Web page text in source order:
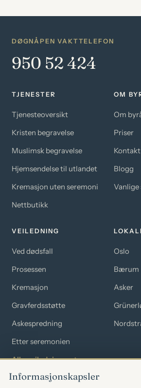
DØGNÅPEN VAKTTELEFON
950 52 424
TJENESTER
Tjenesteoversikt
Kristen begravelse
Muslimsk begravelse
Hjemsendelse til utlandet
Kremasjon uten seremoni
Nettbutikk
OM
Om
Priser
Kontakt
Blogg
Vanlige
VEILEDNING
Ved dødsfall
Prosessen
Kremasjon
Gravferdsstøtte
Askespredning
Etter seremonien
Alle veiledninger →
Oslo
Bærum
Asker
Informasjonskapsler